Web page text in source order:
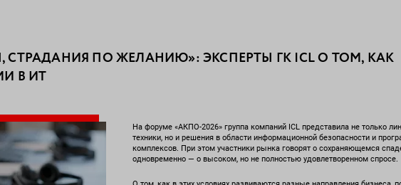
хранилища данных (DWH/КХД) и BI-системы
платформы виртуализации
под ключ
и обслуживанию корпоративных сетей передачи данных
ПО ЖЕЛАНИЮ»: ЭКСПЕРТЫ ГК ICL О ТОМ, КАК
В ИТ
На форуме «АКПО-2026» группа компаний ICL представила не только
техники, но и решения в области информационной безопасности и
комплексов. При этом участники рынка говорят о сохраняющемся
одновременно — о высоком, но не полностью удовлетворенном спросе.